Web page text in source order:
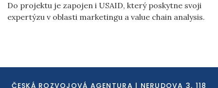
Do projektu je zapojen i USAID, který poskytne svoji
expertýzu v oblasti marketingu a value chain analysis.
ČESKÁ ROZVOJOVÁ AGENTURA | NERUDOVA 3, 118